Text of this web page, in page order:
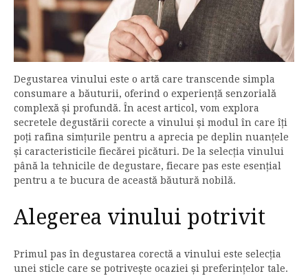
Degustarea vinului este o artă care transcende simpla
consumare a băuturii, oferind o experiență senzorială
complexă și profundă. În acest articol, vom explora
secretele degustării corecte a vinului și modul în care îți
poți rafina simțurile pentru a aprecia pe deplin nuanțele
și caracteristicile fiecărei picături. De la selecția vinului
până la tehnicile de degustare, fiecare pas este esențial
pentru a te bucura de această băutură nobilă.
Alegerea vinului potrivit
Primul pas în degustarea corectă a vinului este selecția
unei sticle care se potrivește ocaziei și preferințelor tale.